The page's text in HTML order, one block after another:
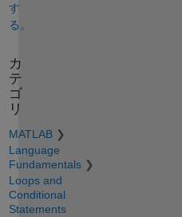
す
る。
カ
テ
ゴ
リ
MATLAB
Language
Fundamentals
Loops and
Conditional
Statements